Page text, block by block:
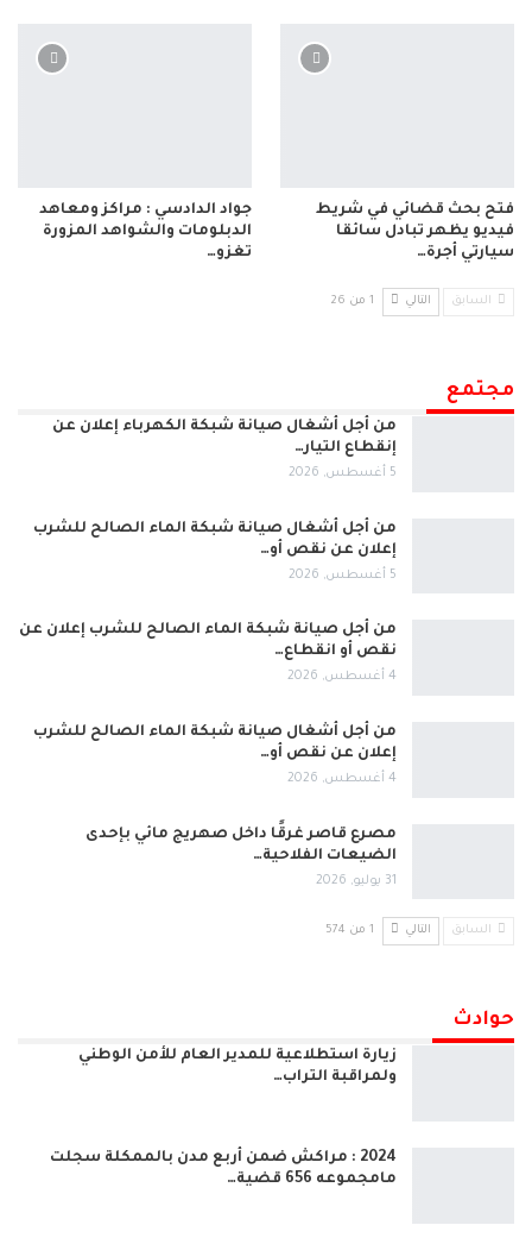
فتح بحث قضائي في شريط
فيديو يظهر تبادل سائقا
سيارتي أجرة…
جواد الدادسي : مراكز ومعاهد
الدبلومات والشواهد المزورة
تغزو…
السابق التالي 1 من 26
مجتمع
من أجل أشغال صيانة شبكة الكهرباء إعلان عن
إنقطاع التيار…
5 أغسطس, 2026
من أجل أشغال صيانة شبكة الماء الصالح للشرب
إعلان عن نقص أو…
5 أغسطس, 2026
من أجل صيانة شبكة الماء الصالح للشرب إعلان عن
نقص أو انقطاع…
4 أغسطس, 2026
من أجل أشغال صيانة شبكة الماء الصالح للشرب
إعلان عن نقص أو…
4 أغسطس, 2026
مصرع قاصر غرقًا داخل صهريج مائي بإحدى
الضيعات الفلاحية…
31 يوليو, 2026
السابق التالي 1 من 574
حوادث
زيارة استطلاعية للمدير العام للأمن الوطني
ولمراقبة التراب…
2024 : مراكش ضمن أربع مدن بالممكلة سجلت
مامجموعه 656 قضية…